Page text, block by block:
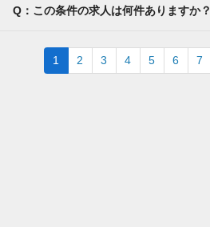
Q：この条件の求人は何件ありますか？
1 2 3 4 5 6 7